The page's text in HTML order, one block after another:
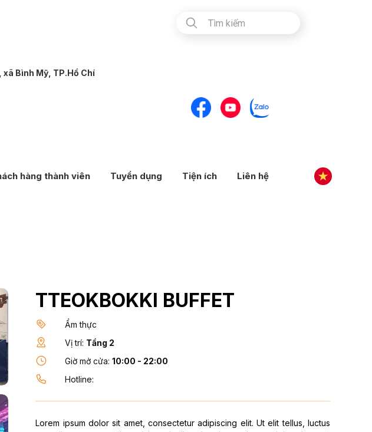
Bình Mỹ, TP.Hồ Chí
hàng thành viên Tuyển dụng Tiện ích Liên hệ
TTEOKBOKKI BUFFET
Ẩm thực
Vị trí: Tầng 2
Giờ mở cửa:10:00 - 22:00
Hotline:
Lorem ipsum dolor sit amet, consectetur adipiscing elit. Ut elit tellus, luctus